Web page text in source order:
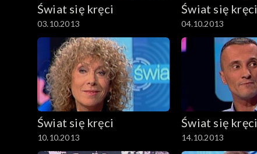
Świat się kręci
03.10.2013
Świat się kręci
04.10.2013
Świat się kręci
10.10.2013
Świat się kręci
14.10.2013